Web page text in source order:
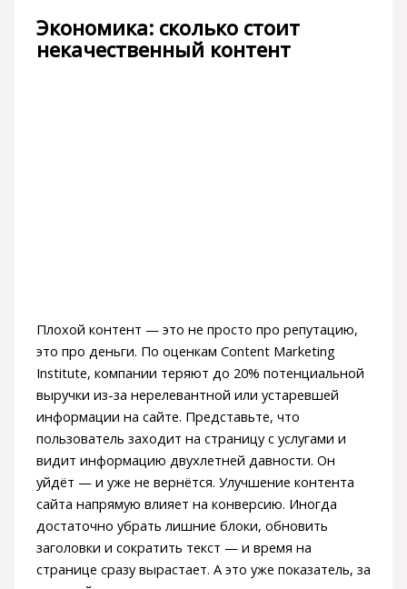
Экономика: сколько стоит
некачественный контент
Плохой контент — это не просто про репутацию,
это про деньги. По оценкам Content Marketing
Institute, компании теряют до 20% потенциальной
выручки из-за нерелевантной или устаревшей
информации на сайте. Представьте, что
пользователь заходит на страницу с услугами и
видит информацию двухлетней давности. Он
уйдёт — и уже не вернётся. Улучшение контента
сайта напрямую влияет на конверсию. Иногда
достаточно убрать лишние блоки, обновить
заголовки и сократить текст — и время на
странице сразу вырастает. А это уже показатель, за